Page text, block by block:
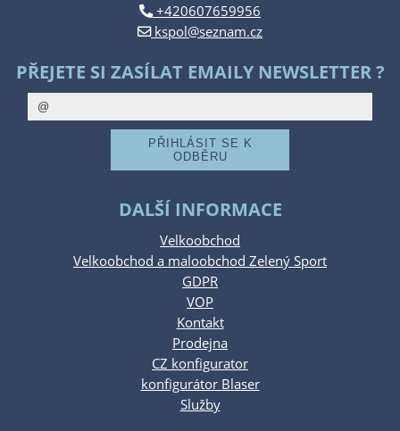
+420607659956
kspol@seznam.cz
PŘEJETE SI ZASÍLAT EMAILY NEWSLETTER ?
DALŠÍ INFORMACE
Velkoobchod
Velkoobchod a maloobchod Zelený Sport
GDPR
VOP
Kontakt
Prodejna
CZ konfigurator
konfigurátor Blaser
Služby